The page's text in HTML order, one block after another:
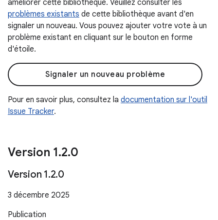
améliorer cette bibliothèque. Veuillez consulter les
problèmes existants de cette bibliothèque avant d'en
signaler un nouveau. Vous pouvez ajouter votre vote à un
problème existant en cliquant sur le bouton en forme
d'étoile.
Signaler un nouveau problème
Pour en savoir plus, consultez la documentation sur l'outil
Issue Tracker.
Version 1.2.0
Version 1.2.0
3 décembre 2025
Publication